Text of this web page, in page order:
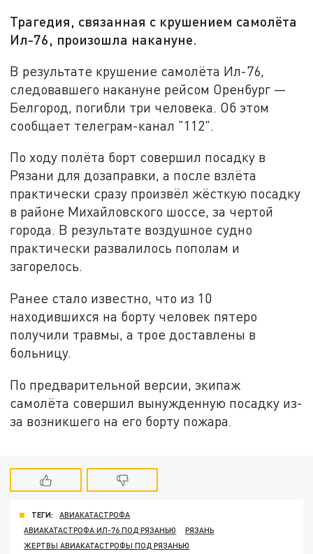
Трагедия, связанная с крушением самолёта
Ил-76, произошла накануне.
В результате крушение самолёта Ил-76,
следовавшего накануне рейсом Оренбург —
Белгород, погибли три человека. Об этом
сообщает телеграм-канал "112".
По ходу полёта борт совершил посадку в
Рязани для дозаправки, а после взлёта
практически сразу произвёл жёсткую посадку
в районе Михайловского шоссе, за чертой
города. В результате воздушное судно
практически развалилось пополам и
загорелось.
Ранее стало известно, что из 10
находившихся на борту человек пятеро
получили травмы, а трое доставлены в
больницу.
По предварительной версии, экипаж
самолёта совершил вынужденную посадку из-
за возникшего на его борту пожара.
ТЕГИ:
АВИАКАТАСТРОФА
АВИАКАТАСТРОФА ИЛ-76 ПОД РЯЗАНЬЮ
РЯЗАНЬ
ЖЕРТВЫ АВИАКАТАСТРОФЫ ПОД РЯЗАНЬЮ